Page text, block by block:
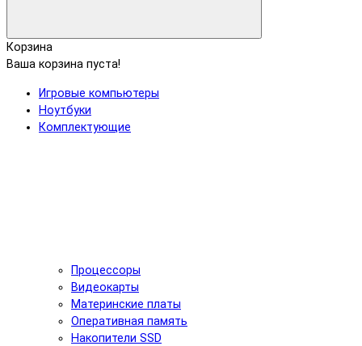
Корзина
Ваша корзина пуста!
Игровые компьютеры
Ноутбуки
Комплектующие
Процессоры
Видеокарты
Материнские платы
Оперативная память
Накопители SSD